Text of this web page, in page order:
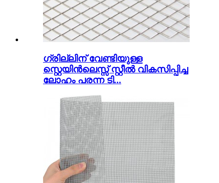
ഗ്രില്ലിന് വേണ്ടിയുള്ള
സ്റ്റെയിൻലെസ്സ് സ്റ്റീൽ വികസിപ്പിച്ച
ലോഹം പരന്ന ടി...